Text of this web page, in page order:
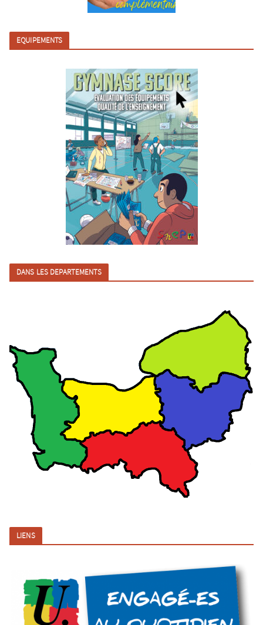
EQUIPEMENTS
DANS LES DEPARTEMENTS
LIENS